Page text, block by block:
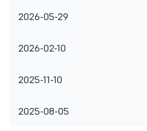
2026-05-29
2026-02-10
2025-11-10
2025-08-05